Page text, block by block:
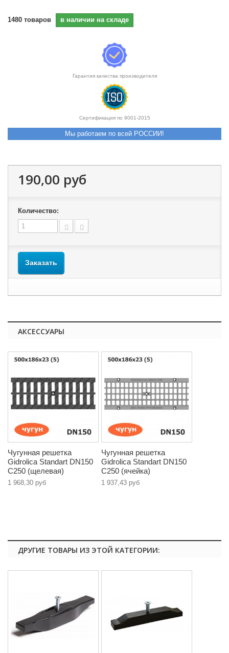
1480 товаров в наличии на складе
Гарантия качества производителя
Сертификация по 9001-2015
Мы работаем по всей РОССИИ!
190,00 руб
Количество:
Заказать
АКСЕССУАРЫ
Чугунная решетка
Gidrolica Standart DN150
С250 (щелевая)
1 968,30 руб
Чугунная решетка
Gidrolica Standart DN150
С250 (ячейка)
1 937,43 руб
ДРУГИЕ ТОВАРЫ ИЗ ЭТОЙ КАТЕГОРИИ: